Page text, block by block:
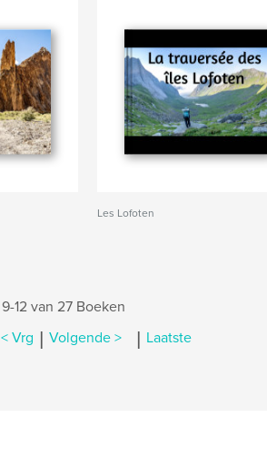
Les Lofoten
9-12 van 27 Boeken
< Vrg | Volgende > | Laatste